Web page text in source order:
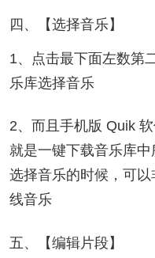
四、【选择音乐】
1、点击最下面左数第
乐库选择音乐
2、而且手机版 Quik
就是一键下载音乐库
选择音乐的时候，可
线音乐
五、【编辑片段】